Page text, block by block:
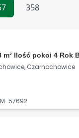
358
m² Ilość pokoi 4 Rok
Czarnochowice
57692